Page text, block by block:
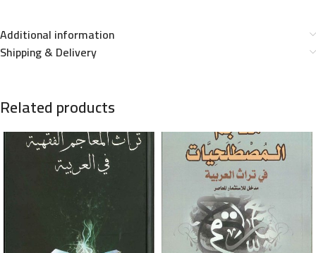
Additional information
Shipping & Delivery
Related products